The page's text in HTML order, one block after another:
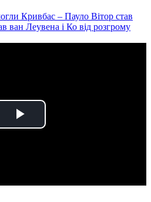
Кривбас – Пауло Вітор став
ван Леувена і Ко від розгрому
Play